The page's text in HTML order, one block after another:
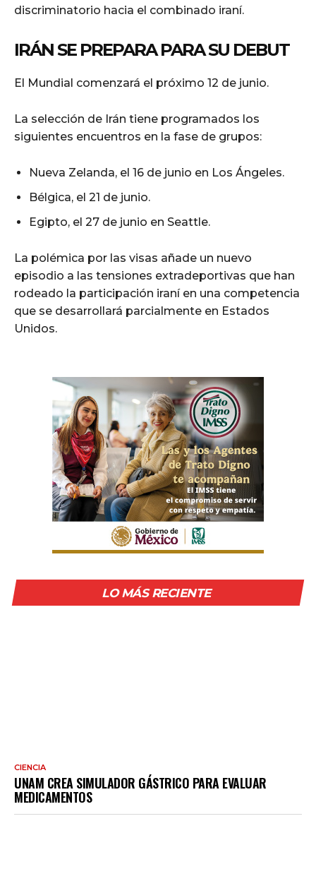
discriminatorio hacia el combinado iraní.
IRÁN SE PREPARA PARA SU DEBUT
El Mundial comenzará el próximo 12 de junio.
La selección de Irán tiene programados los
siguientes encuentros en la fase de grupos:
Nueva Zelanda, el 16 de junio en Los Ángeles.
Bélgica, el 21 de junio.
Egipto, el 27 de junio en Seattle.
La polémica por las visas añade un nuevo
episodio a las tensiones extradeportivas que han
rodeado la participación iraní en una competencia
que se desarrollará parcialmente en Estados
Unidos.
LO MÁS RECIENTE
CIENCIA
UNAM CREA SIMULADOR GÁSTRICO PARA EVALUAR
MEDICAMENTOS